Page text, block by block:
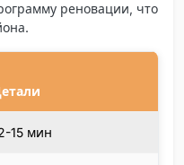
реновации, что
15 мин